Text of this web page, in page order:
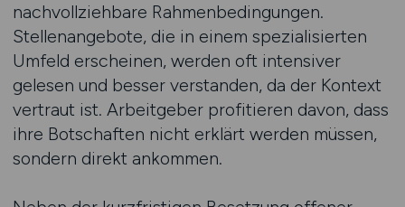
nachvollziehbare Rahmenbedingungen.
Stellenangebote, die in einem spezialisierten
Umfeld erscheinen, werden oft intensiver
gelesen und besser verstanden, da der Kontext
vertraut ist. Arbeitgeber profitieren davon, dass
ihre Botschaften nicht erklärt werden müssen,
sondern direkt ankommen.